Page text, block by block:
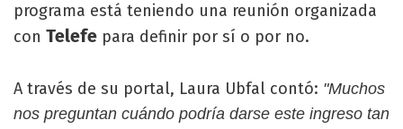
programa está teniendo una reunión organizada
con Telefe para definir por sí o por no.
A través de su portal, Laura Ubfal contó: "Muchos
nos preguntan cuándo podría darse este ingreso tan